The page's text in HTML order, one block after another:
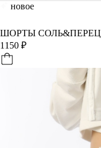
новое
ШОРТЫ СОЛЬ&ПЕРЕЦ
1150 ₽